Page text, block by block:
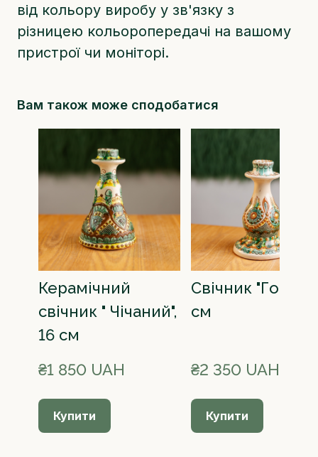
від кольору виробу у зв'язку з
різницею кольоропередачі на вашому
пристрої чи моніторі.
Вам також може сподобатися
Керамічний
свічник " Чічаний",
16 см
₴1 850 UAH
Купити
Свічник "Гори",
см
₴2 350 UAH
Купити